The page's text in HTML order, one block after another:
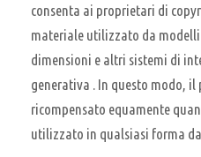
consenta ai proprietari di
materiale utilizzato da
dimensioni e altri sistemi di
generativa . In questo modo,
ricompensato equamente
utilizzato in qualsiasi forma